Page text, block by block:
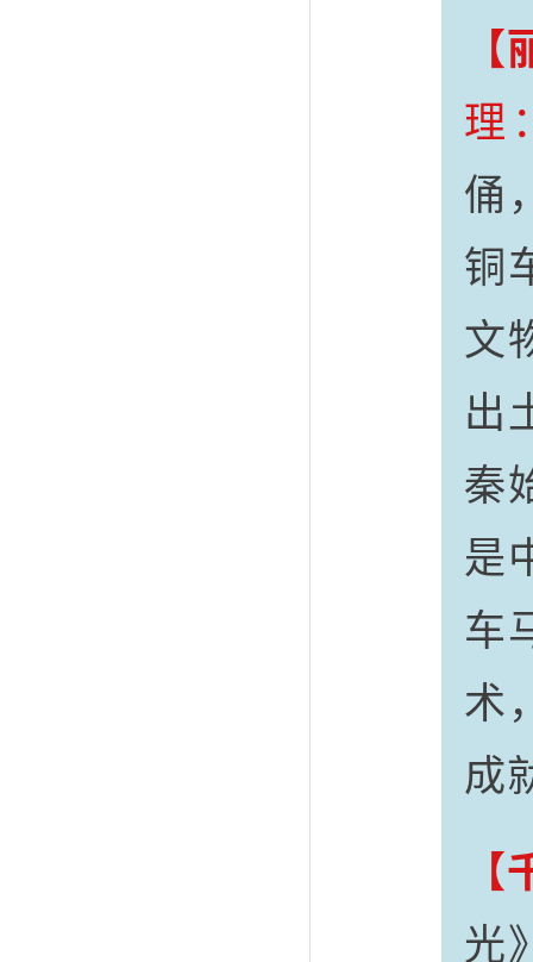
理
俑
铜
文
出
秦
是
车
术
成
光